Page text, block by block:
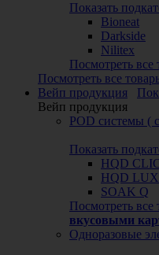
Показать
Bioneat
Darkside
Nilitex
Посмотреть все
Посмотреть все
Вейп продукция
Вейп продукция
POD системы (
Показать
HQD
HQD LUX
SOAK Q
Посмотреть все
вкусовыми
Одноразовые